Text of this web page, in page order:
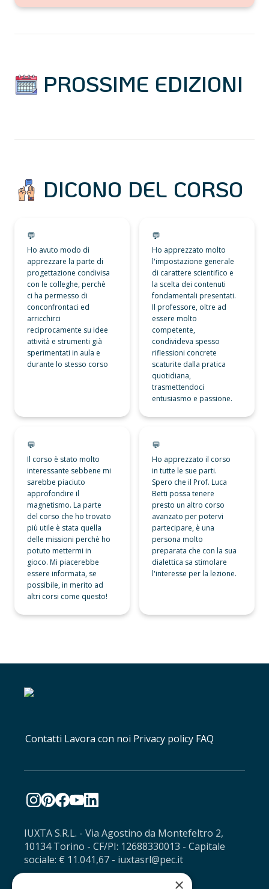
PROSSIME EDIZIONI
DICONO DEL CORSO
💬
Ho avuto modo di
apprezzare la parte di
progettazione condivisa
con le colleghe, perchè
ci ha permesso di
conconfrontaci ed
arricchirci
reciprocamente su idee
attività e strumenti già
sperimentati in aula e
durante lo stesso corso
💬
Ho apprezzato molto
l'impostazione generale
di carattere scientifico e
la scelta dei contenuti
fondamentali presentati.
Il professore, oltre ad
essere molto
competente,
condivideva spesso
riflessioni concrete
scaturite dalla pratica
quotidiana,
trasmettendoci
entusiasmo e passione.
💬
Il corso è stato molto
interessante sebbene mi
sarebbe piaciuto
approfondire il
magnetismo. La parte
del corso che ho trovato
più utile è stata quella
delle missioni perchè ho
potuto mettermi in
gioco. Mi piacerebbe
essere informata, se
possibile, in merito ad
altri corsi come questo!
💬
Ho apprezzato il corso
in tutte le sue parti.
Spero che il Prof. Luca
Betti possa tenere
presto un altro corso
avanzato per potervi
partecipare, è una
persona molto
preparata che con la sua
dialettica sa stimolare
Contatti Lavora con noi Privacy policy FAQ
IUXTA S.R.L. - Via Agostino da Montefeltro 2,
10134 Torino - CF/PI: 12688330013 - Capitale
sociale: € 11.041,67 - iuxtasrl@pec.it
×